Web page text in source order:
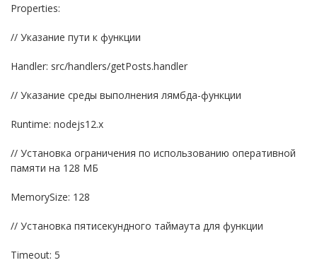
Properties:
// Указание пути к функции
Handler: src/handlers/getPosts.handler
// Указание среды выполнения лямбда-функции
Runtime: nodejs12.x
// Установка ограничения по использованию оперативной
памяти на 128 МБ
MemorySize: 128
// Установка пятисекундного таймаута для функции
Timeout: 5